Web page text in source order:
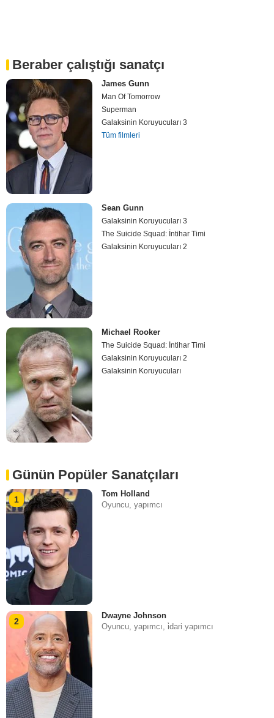
Beraber çalıştığı sanatçı
James Gunn
Man Of Tomorrow
Superman
Galaksinin Koruyucuları 3
Tüm filmleri
Sean Gunn
Galaksinin Koruyucuları 3
The Suicide Squad: İntihar Timi
Galaksinin Koruyucuları 2
Michael Rooker
The Suicide Squad: İntihar Timi
Galaksinin Koruyucuları 2
Galaksinin Koruyucuları
Günün Popüler Sanatçıları
1
Tom Holland
Oyuncu, yapımcı
2
Dwayne Johnson
Oyuncu, yapımcı, i̇dari yapımcı